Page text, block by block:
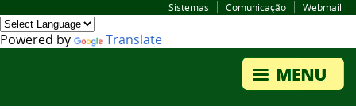
Sistemas
Comunicação Webmail
Powered by Translate